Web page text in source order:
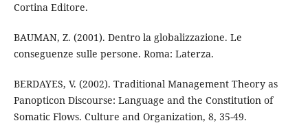
Cortina Editore.
BAUMAN, Z. (2001). Dentro la globalizzazione. Le
conseguenze sulle persone. Roma: Laterza.
BERDAYES, V. (2002). Traditional Management Theory as
Panopticon Discourse: Language and the Constitution of
Somatic Flows. Culture and Organization, 8, 35-49.